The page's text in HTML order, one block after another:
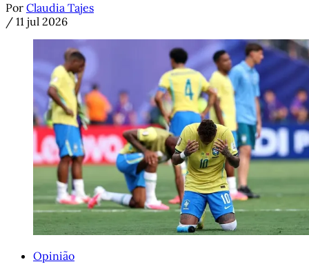
Por Claudia Tajes
/ 11 jul 2026
Opinião